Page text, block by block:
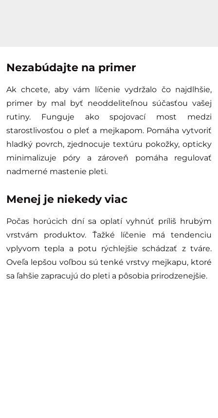
Nezabúdajte na primer
Ak chcete, aby vám líčenie vydržalo čo najdlhšie,
primer by mal byť neoddeliteľnou súčasťou vašej
rutiny. Funguje ako spojovací most medzi
starostlivosťou o pleť a mejkapom. Pomáha vytvoriť
hladký povrch, zjednocuje textúru pokožky, opticky
minimalizuje póry a zároveň pomáha regulovať
nadmerné mastenie pleti.
Menej je niekedy viac
Počas horúcich dní sa oplatí vyhnúť príliš hrubým
vrstvám produktov. Ťažké líčenie má tendenciu
vplyvom tepla a potu rýchlejšie schádzať z tváre.
Oveľa lepšou voľbou sú tenké vrstvy mejkapu, ktoré
sa ľahšie zapracujú do pleti a pôsobia prirodzenejšie.